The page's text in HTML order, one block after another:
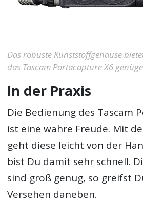
Das robuste Kunststoffgehäuse
das Tascam Portacapture X6
In der Praxis
Die Bedienung des Tascam
ist eine wahre Freude. Mit
geht diese leicht von der
bist Du damit sehr schnell.
sind groß genug, so greifst
Versehen daneben.